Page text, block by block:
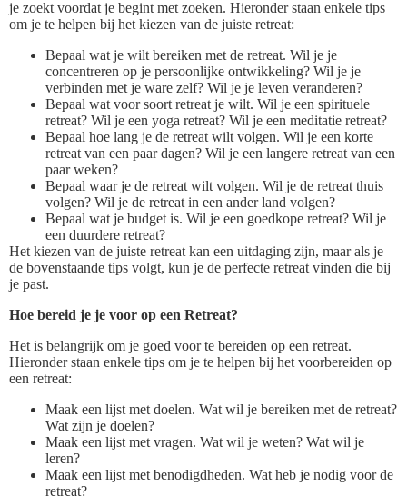
je zoekt voordat je begint met zoeken. Hieronder staan enkele tips
om je te helpen bij het kiezen van de juiste retreat:
Bepaal wat je wilt bereiken met de retreat. Wil je je
concentreren op je persoonlijke ontwikkeling? Wil je je
verbinden met je ware zelf? Wil je je leven veranderen?
Bepaal wat voor soort retreat je wilt. Wil je een spirituele
retreat? Wil je een yoga retreat? Wil je een meditatie retreat?
Bepaal hoe lang je de retreat wilt volgen. Wil je een korte
retreat van een paar dagen? Wil je een langere retreat van een
paar weken?
Bepaal waar je de retreat wilt volgen. Wil je de retreat thuis
volgen? Wil je de retreat in een ander land volgen?
Bepaal wat je budget is. Wil je een goedkope retreat? Wil je
een duurdere retreat?
Het kiezen van de juiste retreat kan een uitdaging zijn, maar als je
de bovenstaande tips volgt, kun je de perfecte retreat vinden die bij
je past.
Hoe bereid je je voor op een Retreat?
Het is belangrijk om je goed voor te bereiden op een retreat.
Hieronder staan enkele tips om je te helpen bij het voorbereiden op
een retreat:
Maak een lijst met doelen. Wat wil je bereiken met de retreat?
Wat zijn je doelen?
Maak een lijst met vragen. Wat wil je weten? Wat wil je
leren?
Maak een lijst met benodigdheden. Wat heb je nodig voor de
retreat?